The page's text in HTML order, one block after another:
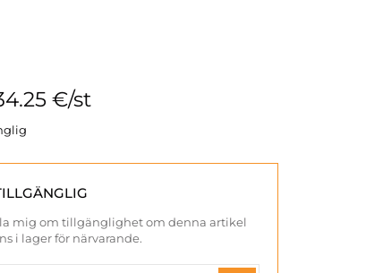
€/st
mig om tillgänglighet om denna artikel
i lager för närvarande.